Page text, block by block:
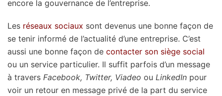
encore la gouvernance de l’entreprise.
Les réseaux sociaux sont devenus une bonne façon de
se tenir informé de l’actualité d’une entreprise. C’est
aussi une bonne façon de contacter son siège social
ou un service particulier. Il suffit parfois d’un message
à travers Facebook, Twitter, Viadeo ou LinkedIn pour
voir un retour en message privé de la part du service